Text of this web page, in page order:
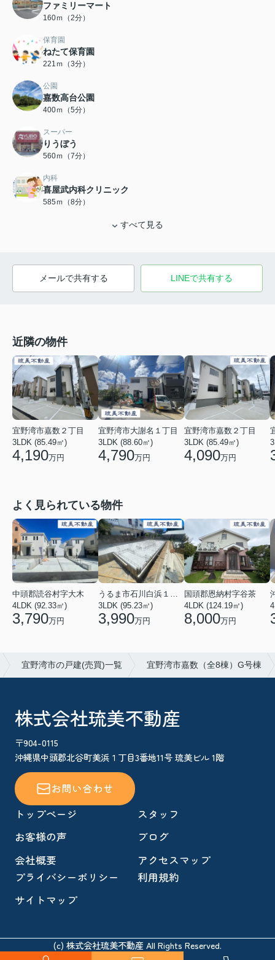
ファミリーマート
160ｍ（2分）
保育園
ねたて保育園
221ｍ（3分）
公園
嘉数高台公園
400ｍ（5分）
スーパー
りうぼう
560ｍ（7分）
内科
喜屋武内科クリニック
585ｍ（8分）
すべて見る
メールで共有する LINEで共有する
近隣の物件
宜野湾市嘉数２丁目
3LDK (85.49㎡)
4,190万円
宜野湾市大謝名１丁目
3LDK (88.60㎡)
4,790万円
宜野湾市嘉数２丁目
3LDK (85.49㎡)
4,090万円
よく見られている物件
中頭郡読谷村字大木
4LDK (92.33㎡)
3,790万円
うるま市石川白浜１丁目
3LDK (95.23㎡)
3,990万円
国頭郡恩納村字谷茶
4LDK (124.19㎡)
8,000万円
宜野湾市の戸建(売買)一覧 宜野湾市嘉数（全8棟）G号棟
株式会社琉美不動産
〒904-0115
沖縄県中頭郡北谷町美浜１丁目3番地11号 琉美ビル 1階
お問い合わせ
トップページ
スタッフ
お客様の声
ブログ
会社概要
アクセスマップ
プライバシーポリシー
利用規約
サイトマップ
(c) 株式会社琉美不動産 All Rights Reserved.